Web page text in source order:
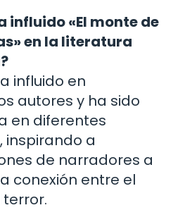
influido «El monte de
en la literatura
influido en
autores y ha sido
en diferentes
inspirando a
de narradores a
conexión entre el